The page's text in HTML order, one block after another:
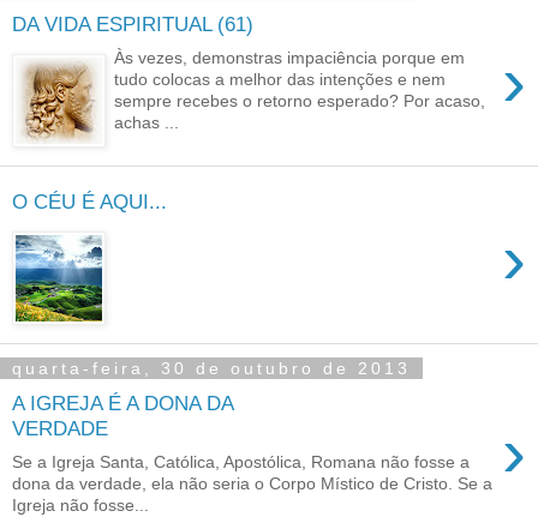
DA VIDA ESPIRITUAL (61)
›
Às vezes, demonstras impaciência porque em
tudo colocas a melhor das intenções e nem
sempre recebes o retorno esperado? Por acaso,
achas ...
O CÉU É AQUI...
›
quarta-feira, 30 de outubro de 2013
A IGREJA É A DONA DA
VERDADE
›
Se a Igreja Santa, Católica, Apostólica, Romana não fosse a
dona da verdade, ela não seria o Corpo Místico de Cristo. Se a
Igreja não fosse...